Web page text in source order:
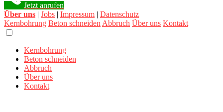
Jetzt anrufen
Über uns | Jobs | Impressum | Datenschutz
Kernbohrung Beton schneiden Abbruch Über uns Kontakt
Kernbohrung
Beton schneiden
Abbruch
Über uns
Kontakt